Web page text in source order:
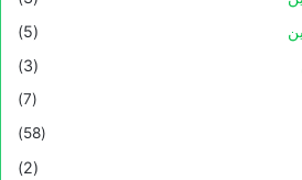
(5)
(3)
(7)
(58)
(2)